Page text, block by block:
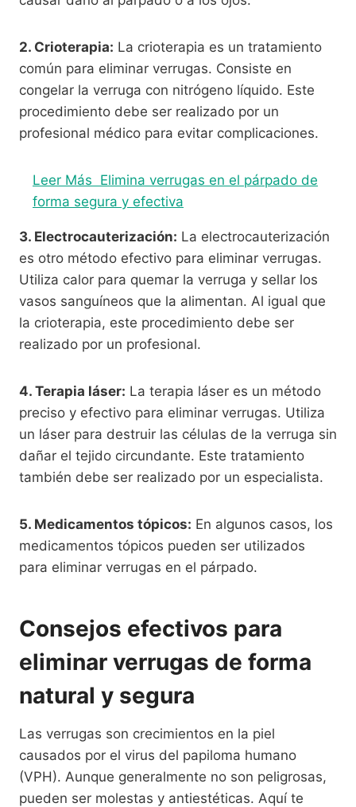
2. Crioterapia: La crioterapia es un tratamiento
común para eliminar verrugas. Consiste en
congelar la verruga con nitrógeno líquido. Este
procedimiento debe ser realizado por un
profesional médico para evitar complicaciones.
Leer Más Elimina verrugas en el párpado de
forma segura y efectiva
3. Electrocauterización: La electrocauterización
es otro método efectivo para eliminar verrugas.
Utiliza calor para quemar la verruga y sellar los
vasos sanguíneos que la alimentan. Al igual que
la crioterapia, este procedimiento debe ser
realizado por un profesional.
4. Terapia láser: La terapia láser es un método
preciso y efectivo para eliminar verrugas. Utiliza
un láser para destruir las células de la verruga sin
dañar el tejido circundante. Este tratamiento
también debe ser realizado por un especialista.
5. Medicamentos tópicos: En algunos casos, los
medicamentos tópicos pueden ser utilizados
para eliminar verrugas en el párpado.
Consejos efectivos para
eliminar verrugas de forma
natural y segura
Las verrugas son crecimientos en la piel
causados ​​por el virus del papiloma humano
(VPH). Aunque generalmente no son peligrosas,
pueden ser molestas y antiestéticas. Aquí te